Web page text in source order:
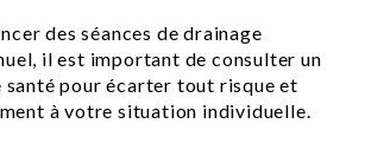
des séances de drainage
il est important de consulter un
santé pour écarter tout risque et
à votre situation individuelle.